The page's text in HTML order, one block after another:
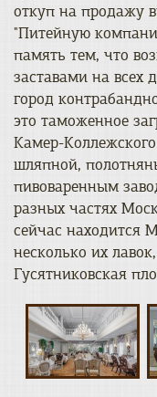
откуп на продажу
"Питейную
память тем, что
заставами на всех
город
это таможенное
Камер-
шляпной,
пивоваренным
разных частях
сейчас находится
несколько их
Гусятниковская